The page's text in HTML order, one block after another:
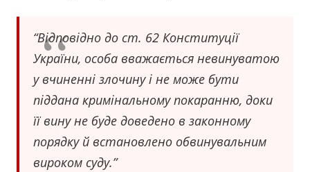
“Відповідно до ст. 62 Конституції
України, особа вважається невинуватою
у вчиненні злочину і не може бути
піддана кримінальному покаранню, доки
її вину не буде доведено в законному
порядку й встановлено обвинувальним
вироком суду.”